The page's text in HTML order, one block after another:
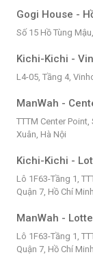
Gogi House -
Số 15 Hồ Tùng
Kichi-Kichi -
L4-05, Tầng 4,
ManWah -
TTTM Center Point,
Xuân, Hà Nội
Kichi-Kichi -
Lô 1F63-Tầng 1,
Quận 7, Hồ Chí Minh
ManWah -
Lô 1F63-Tầng 1,
Quận 7, Hồ Chí Minh